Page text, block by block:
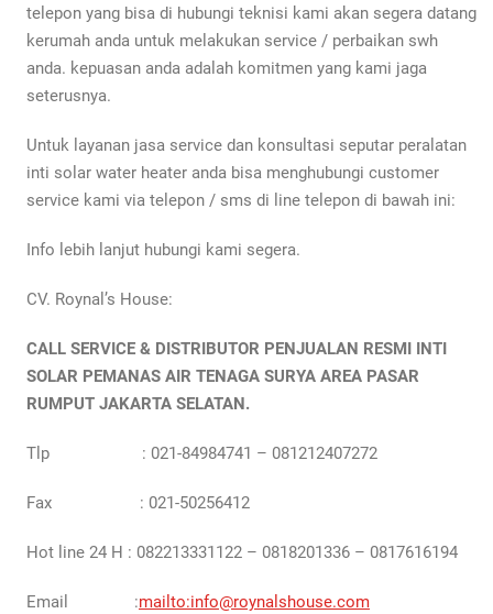
telepon yang bisa di hubungi teknisi kami akan segera datang
kerumah anda untuk melakukan service / perbaikan swh
anda. kepuasan anda adalah komitmen yang kami jaga
seterusnya.
Untuk layanan jasa service dan konsultasi seputar peralatan
inti solar water heater anda bisa menghubungi customer
service kami via telepon / sms di line telepon di bawah ini:
Info lebih lanjut hubungi kami segera.
CV. Roynal’s House:
CALL SERVICE & DISTRIBUTOR PENJUALAN RESMI INTI
SOLAR PEMANAS AIR TENAGA SURYA AREA PASAR
RUMPUT JAKARTA SELATAN.
Tlp : 021-84984741 – 081212407272
Fax : 021-50256412
Hot line 24 H : 082213331122 – 0818201336 – 0817616194
Email :mailto:info@roynalshouse.com